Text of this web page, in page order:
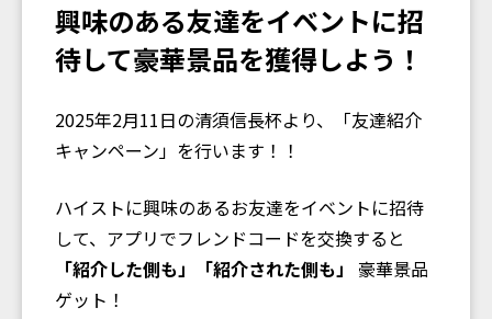
興味のある友達をイベントに招
待して豪華景品を獲得しよう！
2025年2月11日の清須信長杯より、「友達紹介
キャンペーン」を行います！！
ハイストに興味のあるお友達をイベントに招待
して、アプリでフレンドコードを交換すると
「紹介した側も」「紹介された側も」
豪華景品
ゲット！